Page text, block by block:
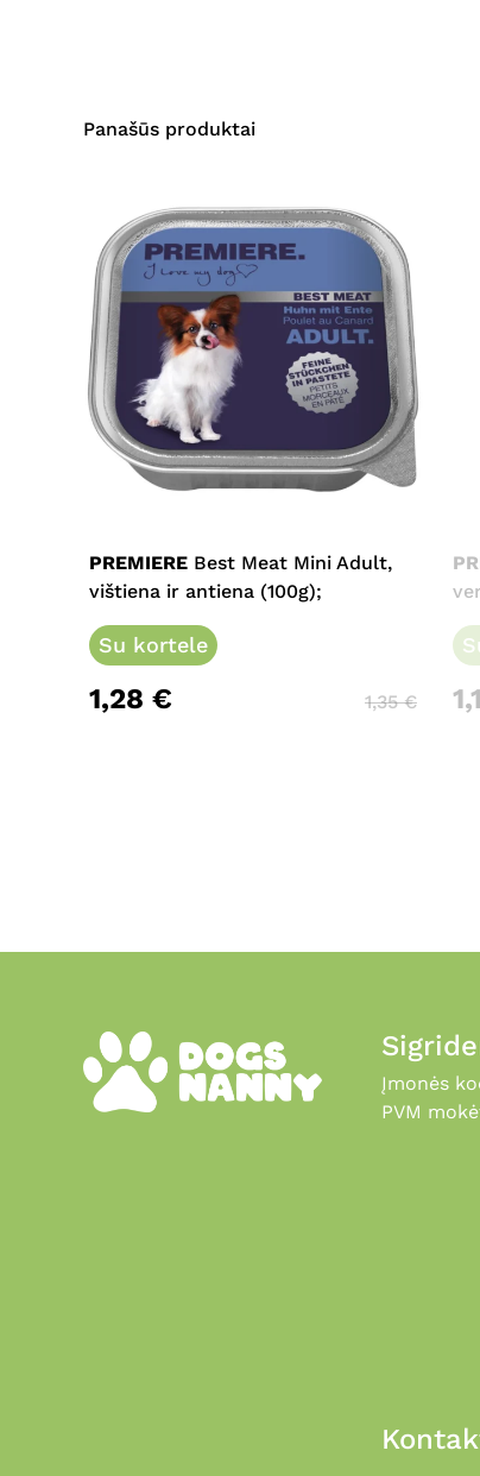
Panašūs produktai
PREMIERE Best Meat Mini Adult,
vištiena ir antiena (100g);
Su kortele
1,28 € 1,35€
Įmonės
PVM